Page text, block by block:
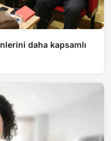
daha kapsamlı